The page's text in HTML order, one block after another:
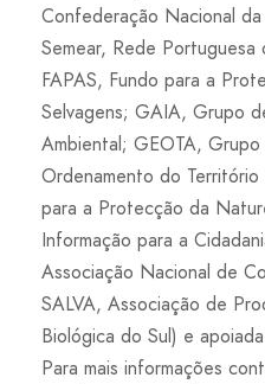
Confederação Nacional
Semear, Rede Portuguesa
FAPAS, Fundo para a
Selvagens; GAIA, Grupo
Ambiental; GEOTA,
Ordenamento do
para a Protecção da
Informação para a
Associação Nacional de
SALVA, Associação de
Biológica do Sul) e
Para mais informações